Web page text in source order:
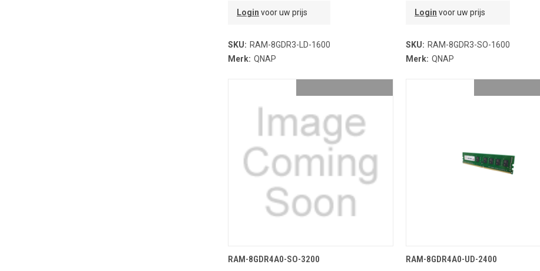
Login voor uw prijs
SKU: RAM-8GDR3-LD-1600
Merk: QNAP
Login voor uw prijs
SKU: RAM-8GDR3-SO-1600
Merk: QNAP
TOEVOEGEN AAN WINKELMANDJE
RAM-8GDR4A0-SO-3200 TOEVOEGEN AAN WINKELMANDJE
RAM-8GDR4A0-UD-2400